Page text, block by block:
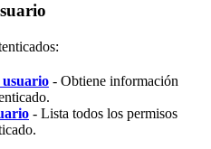
- Obtiene información
- Lista todos los permisos